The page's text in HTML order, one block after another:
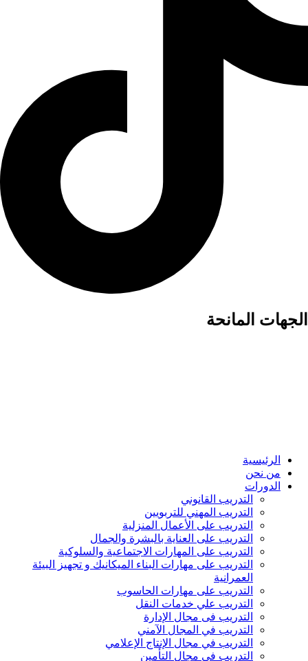
الجهات المانحة
الرئيسية
من نحن
الدورات
التدريب القانوني
التدريب المهني للتربويين
التدريب على الأعمال المنزلية
التدريب على العناية بالبشرة والجمال
التدريب على المهارات الاجتماعية والسلوكية
التدريب على مهارات البناء الميكانيك و تجهيز البيئة
العمرانية
التدريب على مهارات الحاسوب
التدريب علي خدمات النقل
التدريب فى مجال الإدارة
التدريب في المجال الآمني
التدريب في مجال الإنتاج الإعلامي
التدريب في مجال التأمين